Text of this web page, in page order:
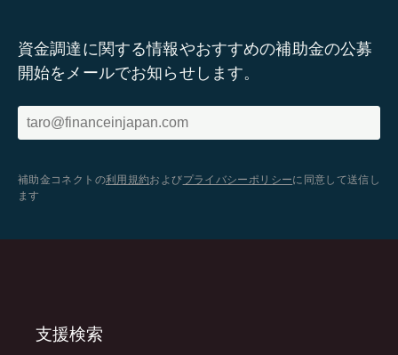
資金調達に関する情報やおすすめの補助金の公募
開始をメールでお知らせします。
補助金コネクトの利用規約およびプライバシーポリシーに同意して送信し
ます
支援検索